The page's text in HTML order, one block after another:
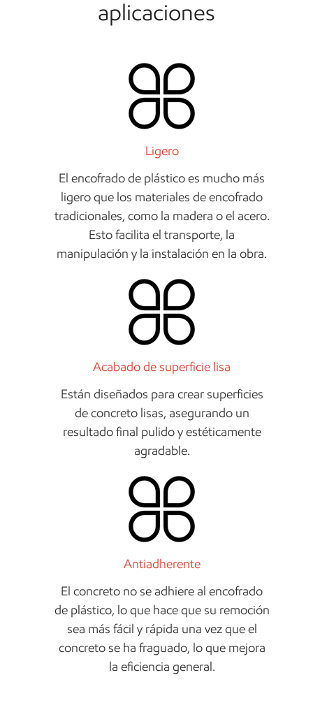
aplicaciones
Ligero
El encofrado de plástico es mucho más
ligero que los materiales de encofrado
tradicionales, como la madera o el acero.
Esto facilita el transporte, la
manipulación y la instalación en la obra.
Acabado de superficie lisa
Están diseñados para crear superficies
de concreto lisas, asegurando un
resultado final pulido y estéticamente
agradable.
Antiadherente
El concreto no se adhiere al encofrado
de plástico, lo que hace que su remoción
sea más fácil y rápida una vez que el
concreto se ha fraguado, lo que mejora
la eficiencia general.